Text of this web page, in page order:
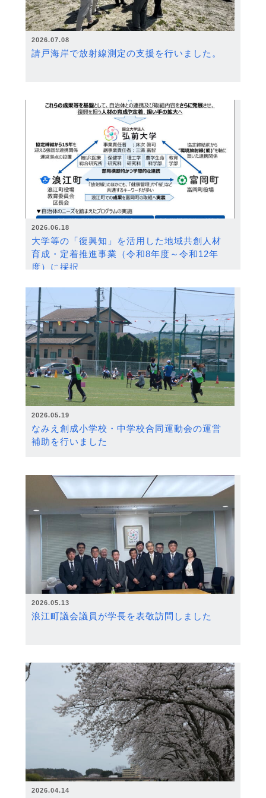
2026.07.08
請戸海岸で放射線測定の支援を行いました。
2026.06.18
大学等の「復興知」を活用した地域共創人材
育成・定着推進事業（令和8年度～令和12年
度）に採択
2026.05.19
なみえ創成小学校・中学校合同運動会の運営
補助を行いました
2026.05.13
浪江町議会議員が学長を表敬訪問しました
2026.04.14